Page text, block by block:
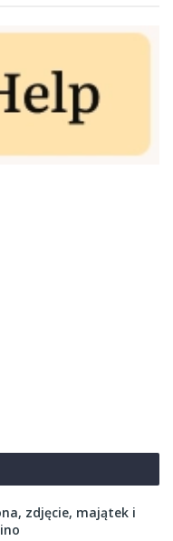
zdjęcie, majątek i